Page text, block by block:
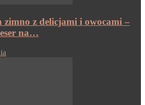
zimno z delicjami i owocami –
na…